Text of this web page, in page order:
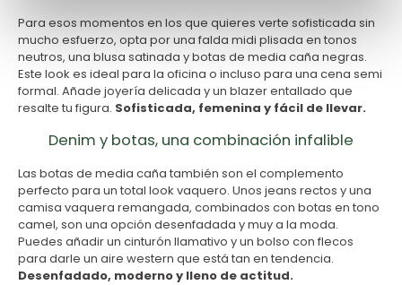
Para esos momentos en los que quieres verte sofisticada sin
mucho esfuerzo, opta por una falda midi plisada en tonos
neutros, una blusa satinada y botas de media caña negras.
Este look es ideal para la oficina o incluso para una cena semi
formal. Añade joyería delicada y un blazer entallado que
resalte tu figura. Sofisticada, femenina y fácil de llevar.
Denim y botas, una combinación infalible
Las botas de media caña también son el complemento
perfecto para un total look vaquero. Unos jeans rectos y una
camisa vaquera remangada, combinados con botas en tono
camel, son una opción desenfadada y muy a la moda.
Puedes añadir un cinturón llamativo y un bolso con flecos
para darle un aire western que está tan en tendencia.
Desenfadado, moderno y lleno de actitud.